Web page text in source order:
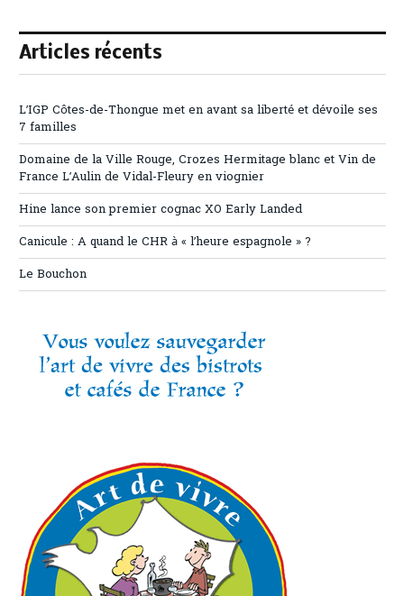
Articles récents
L’IGP Côtes-de-Thongue met en avant sa liberté et dévoile ses
7 familles
Domaine de la Ville Rouge, Crozes Hermitage blanc et Vin de
France L’Aulin de Vidal-Fleury en viognier
Hine lance son premier cognac XO Early Landed
Canicule : A quand le CHR à « l’heure espagnole » ?
Le Bouchon